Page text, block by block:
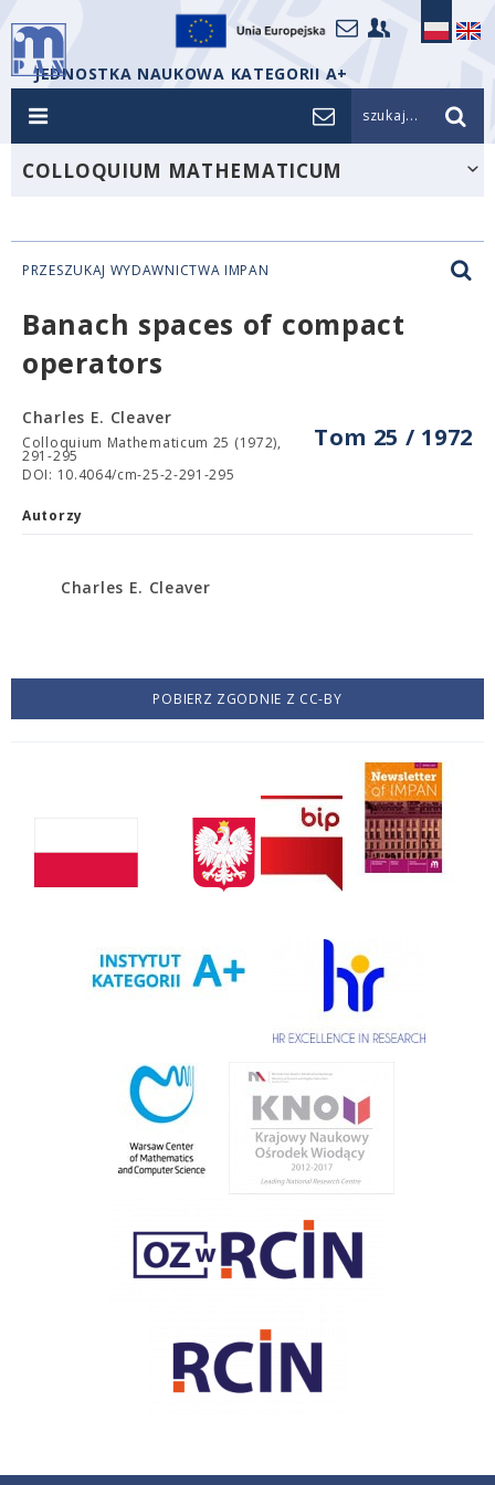
JEDNOSTKA NAUKOWA KATEGORII A+
szukaj...
COLLOQUIUM MATHEMATICUM
PRZESZUKAJ WYDAWNICTWA IMPAN
Banach spaces of compact
operators
Tom 25 / 1972
Charles E. Cleaver
Colloquium Mathematicum 25 (1972),
291-295
DOI: 10.4064/cm-25-2-291-295
Autorzy
Charles E. Cleaver
POBIERZ ZGODNIE Z CC-BY